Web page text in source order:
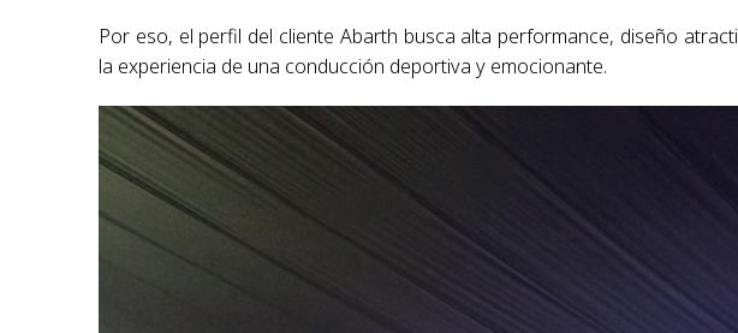
Por eso, el perfil del cliente Abarth busca alta performance, diseño
la experiencia de una conducción deportiva y emocionante.